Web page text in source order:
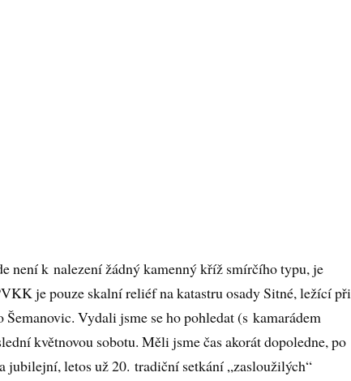
není k nalezení žádný kamenný kříž smírčího typu, je
je pouze skalní reliéf na katastru osady Sitné, ležící při
Vydali jsme se ho pohledat (s kamarádem
květnovou sobotu. Měli jsme čas akorát dopoledne, po
jubilejní, letos už 20. tradiční setkání „zasloužilých“